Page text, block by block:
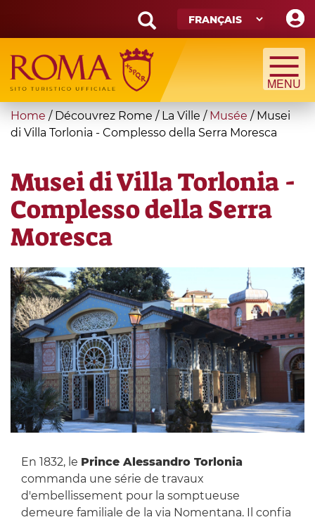
main
content
Search
form
Recherche
You
are
Home / Découvrez Rome / La Ville / Musée / Musei
di Villa Torlonia - Complesso della Serra Moresca
Musei di Villa Torlonia -
Complesso della Serra
Moresca
En 1832, le Prince Alessandro Torlonia
commanda une série de travaux
d'embellissement pour la somptueuse
demeure familiale de la via Nomentana. Il confia